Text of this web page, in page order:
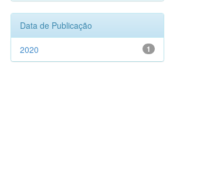
Data de Publicação
1
2020